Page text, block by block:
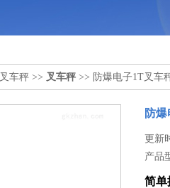
叉车秤 >> 叉车秤 >> 防爆电子1T叉车
防
更新
产品
简单